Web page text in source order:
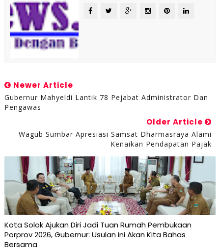
Newer Article
Gubernur Mahyeldi Lantik 78 Pejabat Administrator Dan
Pengawas
Older Article
Wagub Sumbar Apresiasi Samsat Dharmasraya Alami
Kenaikan Pendapatan Pajak
Kota Solok Ajukan Diri Jadi Tuan Rumah Pembukaan
Porprov 2026, Gubernur: Usulan ini Akan Kita Bahas
Bersama